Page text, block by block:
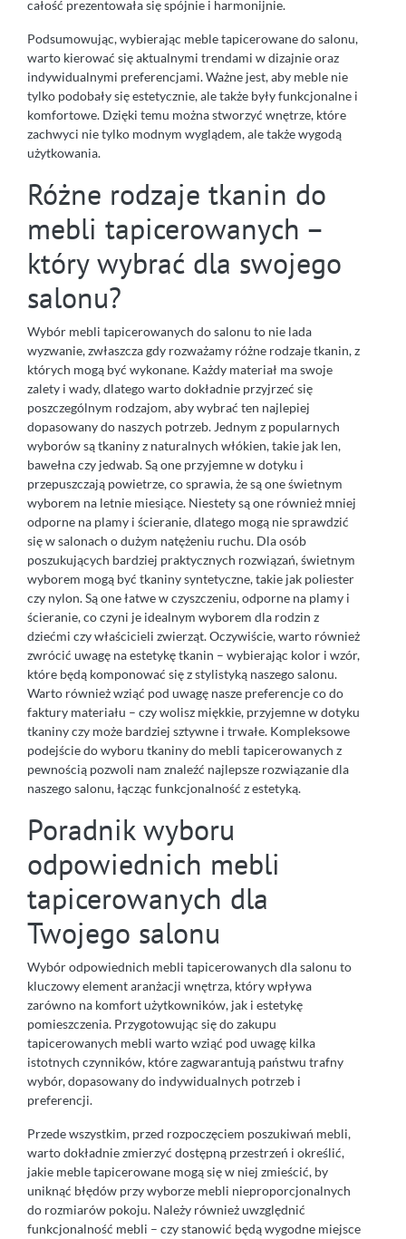
całość prezentowała się spójnie i harmonijnie.
Podsumowując, wybierając meble tapicerowane do salonu,
warto kierować się aktualnymi trendami w dizajnie oraz
indywidualnymi preferencjami. Ważne jest, aby meble nie
tylko podobały się estetycznie, ale także były funkcjonalne i
komfortowe. Dzięki temu można stworzyć wnętrze, które
zachwyci nie tylko modnym wyglądem, ale także wygodą
użytkowania.
Różne rodzaje tkanin do
mebli tapicerowanych –
który wybrać dla swojego
salonu?
Wybór mebli tapicerowanych do salonu to nie lada
wyzwanie, zwłaszcza gdy rozważamy różne rodzaje tkanin, z
których mogą być wykonane. Każdy materiał ma swoje
zalety i wady, dlatego warto dokładnie przyjrzeć się
poszczególnym rodzajom, aby wybrać ten najlepiej
dopasowany do naszych potrzeb. Jednym z popularnych
wyborów są tkaniny z naturalnych włókien, takie jak len,
bawełna czy jedwab. Są one przyjemne w dotyku i
przepuszczają powietrze, co sprawia, że są one świetnym
wyborem na letnie miesiące. Niestety są one również mniej
odporne na plamy i ścieranie, dlatego mogą nie sprawdzić
się w salonach o dużym natężeniu ruchu. Dla osób
poszukujących bardziej praktycznych rozwiązań, świetnym
wyborem mogą być tkaniny syntetyczne, takie jak poliester
czy nylon. Są one łatwe w czyszczeniu, odporne na plamy i
ścieranie, co czyni je idealnym wyborem dla rodzin z
dziećmi czy właścicieli zwierząt. Oczywiście, warto również
zwrócić uwagę na estetykę tkanin – wybierając kolor i wzór,
które będą komponować się z stylistyką naszego salonu.
Warto również wziąć pod uwagę nasze preferencje co do
faktury materiału – czy wolisz miękkie, przyjemne w dotyku
tkaniny czy może bardziej sztywne i trwałe. Kompleksowe
podejście do wyboru tkaniny do mebli tapicerowanych z
pewnością pozwoli nam znaleźć najlepsze rozwiązanie dla
naszego salonu, łącząc funkcjonalność z estetyką.
Poradnik wyboru
odpowiednich mebli
tapicerowanych dla
Twojego salonu
Wybór odpowiednich mebli tapicerowanych dla salonu to
kluczowy element aranżacji wnętrza, który wpływa
zarówno na komfort użytkowników, jak i estetykę
pomieszczenia. Przygotowując się do zakupu
tapicerowanych mebli warto wziąć pod uwagę kilka
istotnych czynników, które zagwarantują państwu trafny
wybór, dopasowany do indywidualnych potrzeb i
preferencji.
Przede wszystkim, przed rozpoczęciem poszukiwań mebli,
warto dokładnie zmierzyć dostępną przestrzeń i określić,
jakie meble tapicerowane mogą się w niej zmieścić, by
uniknąć błędów przy wyborze mebli nieproporcjonalnych
do rozmiarów pokoju. Należy również uwzględnić
funkcjonalność mebli – czy stanowić będą wygodne miejsce